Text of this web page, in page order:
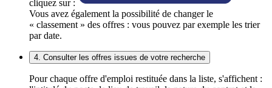
cliquez sur :
Vous avez également la possibilité de changer le
« classement » des offres : vous pouvez par exemple les trier
par date.
4. Consulter les offres issues de votre recherche
Pour chaque offre d'emploi restituée dans la liste, s'affichent :